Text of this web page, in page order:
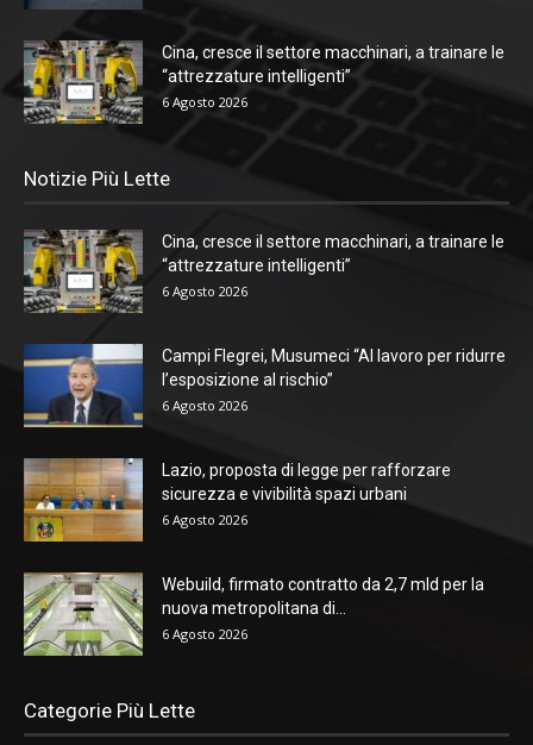
Cina, cresce il settore macchinari, a trainare le
“attrezzature intelligenti”
6 Agosto 2026
Notizie Più Lette
Cina, cresce il settore macchinari, a trainare le
“attrezzature intelligenti”
6 Agosto 2026
Campi Flegrei, Musumeci “Al lavoro per ridurre
l’esposizione al rischio”
6 Agosto 2026
Lazio, proposta di legge per rafforzare
sicurezza e vivibilità spazi urbani
6 Agosto 2026
Webuild, firmato contratto da 2,7 mld per la
nuova metropolitana di...
6 Agosto 2026
Categorie Più Lette